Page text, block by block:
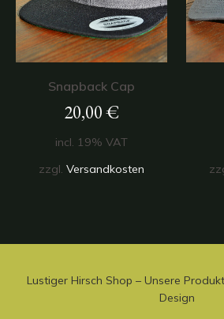
Snapback Cap
20,00€
incl. 19% VAT
zzgl. Versandkosten
Lustiger Hirsch Shop – Unsere
Design